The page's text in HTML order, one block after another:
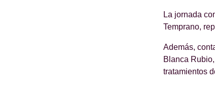
La jornada
Temprano,
Además,
Blanca
tratamientos